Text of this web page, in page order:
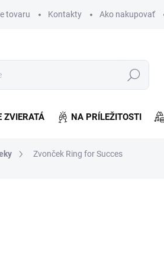
tovaru Kontakty Ako nakupovať
Hľadať
ZVIERATÁ NA PRÍLEŽITOSTI
Zvonček Ring for Succes